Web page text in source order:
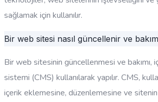
sağlamak için kullanılır.
Bir web sitesi nasıl güncellenir ve
Bir web sitesinin güncellenmesi ve bakımı,
sistemi (CMS) kullanılarak yapılır. CMS,
içerik eklemesine, düzenlemesine ve